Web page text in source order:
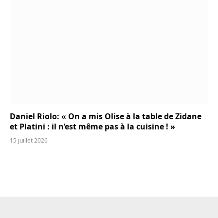
Daniel Riolo: « On a mis Olise à la table de Zidane
et Platini : il n’est même pas à la cuisine ! »
15 juillet 2026